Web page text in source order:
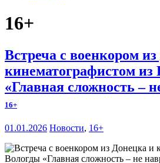
16+
Встреча с военкором
кинематографистом из
«Главная сложность –
16+
01.01.2026 Новости, 16+